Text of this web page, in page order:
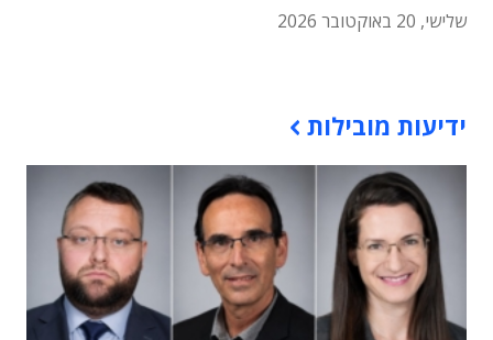
שלישי, 20 באוקטובר 2026
ידיעות מובילות